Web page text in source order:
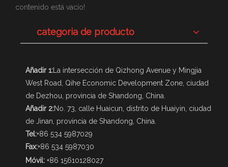
contenido está vacío!
categoria de producto
Añadir 1: La intersección de Qizhong Avenue y Mingjia
West Road, Qihe Economic Development Zone, ciudad
de Dezhou, provincia de Shandong, China.
Añadir 2:No. 73, calle Huaicun, distrito de Huaiyin, ciudad
de Jinan, provincia de Shandong, China.
Tel:+86 534 5987029
Fax:+86 534 5987030
Móvil: +86 15610128027